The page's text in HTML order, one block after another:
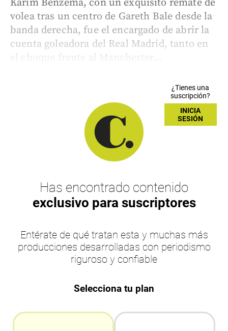
Karim Benzema, con un exquisito remate de
volea tras un centro de Gareth Bale desde la
banda derecha, fue el encargado de abrir la
cuenta goleadora del Real Madrid, tanto en
el choque frente al Manchester...
¿Tienes una
suscripción?
INICIA
SESIÓN
Has encontrado contenido
exclusivo para suscriptores
Entérate de qué tratan esta y muchas más
producciones desarrolladas con periodismo
riguroso y confiable
Selecciona tu plan